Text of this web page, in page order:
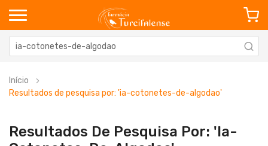
Início
Resultados de pesquisa por: 'ia-cotonetes-de-algodao'
Resultados De Pesquisa Por: 'ia-